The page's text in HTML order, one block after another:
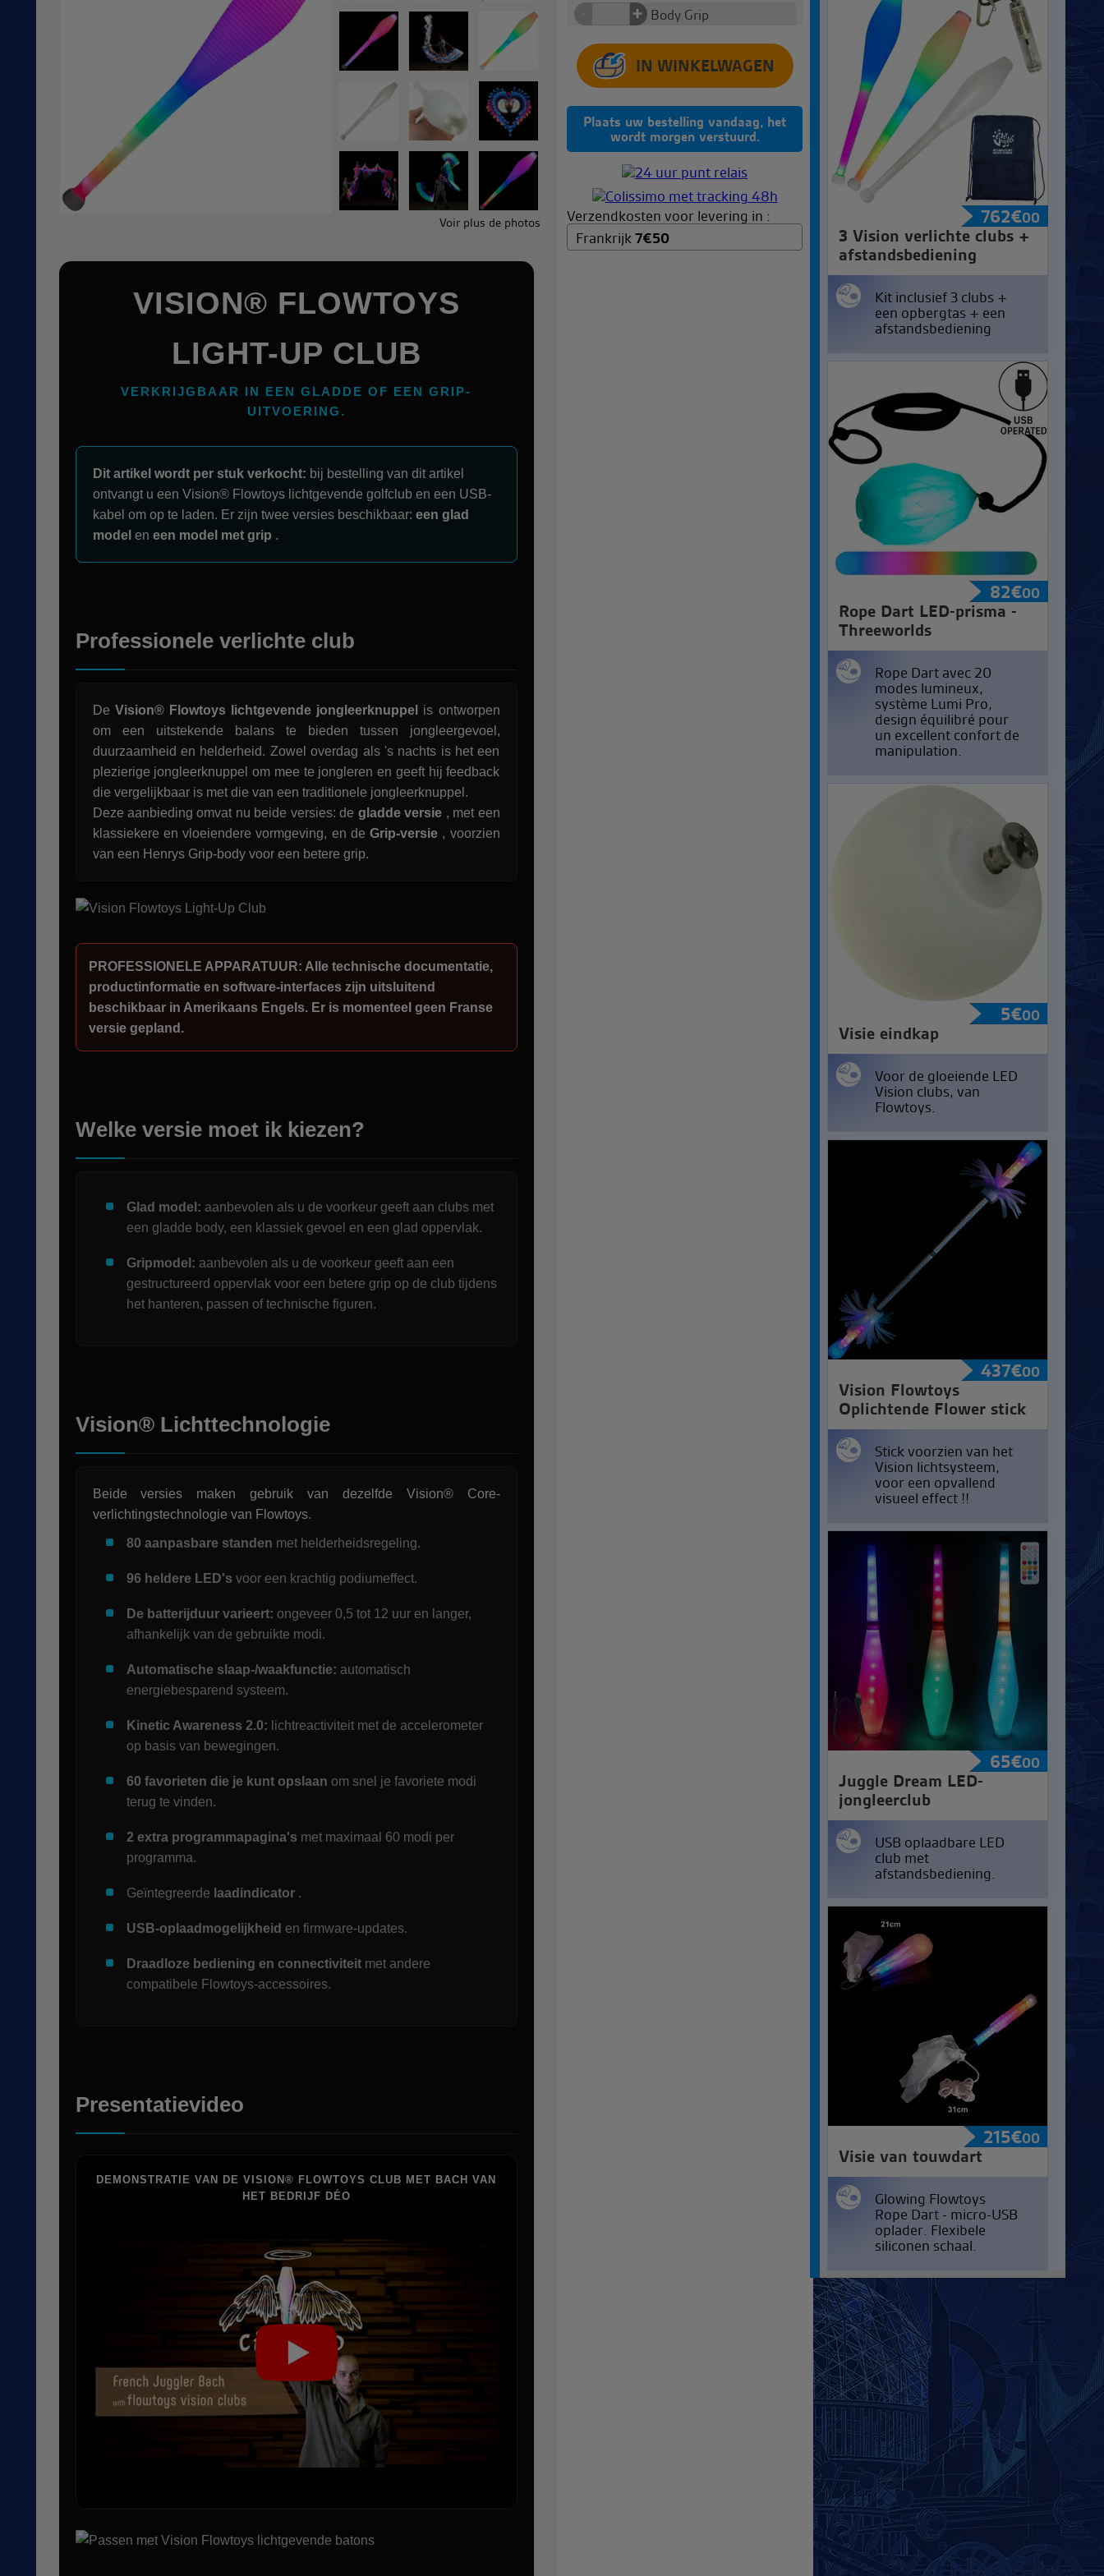
Voir plus de photos
Body Grip
+
Plaats uw bestelling vandaag, het
wordt morgen verstuurd.
Verzendkosten voor levering in :
Frankrijk7€50
VISION® FLOWTOYS
LIGHT-UP CLUB
VERKRIJGBAAR IN EEN GLADDE OF EEN GRIP-
UITVOERING.
Dit artikel wordt per stuk verkocht: bij bestelling van dit artikel
ontvangt u een Vision® Flowtoys lichtgevende golfclub en een USB-
kabel om op te laden. Er zijn twee versies beschikbaar: een glad
model en een model met grip .
Professionele verlichte club
De Vision® Flowtoys lichtgevende jongleerknuppel
is ontworpen
om een uitstekende balans te bieden tussen jongleergevoel,
duurzaamheid en helderheid. Zowel overdag als 's nachts is het een
plezierige jongleerknuppel om mee te jongleren en geeft hij feedback
die vergelijkbaar is met die van een traditionele jongleerknuppel.
Deze aanbieding omvat nu beide versies: de gladde versie , met een
klassiekere en vloeiendere vormgeving, en de Grip-versie , voorzien
van een Henrys Grip-body voor een betere grip.
PROFESSIONELE APPARATUUR: Alle technische documentatie,
productinformatie en software-interfaces zijn uitsluitend
beschikbaar in Amerikaans Engels. Er is momenteel geen Franse
versie gepland.
Welke versie moet ik kiezen?
Glad model: aanbevolen als u de voorkeur geeft aan clubs met
een gladde body, een klassiek gevoel en een glad oppervlak.
Gripmodel: aanbevolen als u de voorkeur geeft aan een
gestructureerd oppervlak voor een betere grip op de club tijdens
het hanteren, passen of technische figuren.
Vision® Lichttechnologie
Beide versies maken gebruik van dezelfde Vision® Core-
verlichtingstechnologie van Flowtoys.
80 aanpasbare standen met helderheidsregeling.
96 heldere LED's voor een krachtig podiumeffect.
De batterijduur varieert: ongeveer 0,5 tot 12 uur en langer,
afhankelijk van de gebruikte modi.
Automatische slaap-/waakfunctie: automatisch
energiebesparend systeem.
Kinetic Awareness 2.0: lichtreactiviteit met de accelerometer
op basis van bewegingen.
60 favorieten die je kunt opslaan om snel je favoriete modi
terug te vinden.
2 extra programmapagina's met maximaal 60 modi per
programma.
Geïntegreerde laadindicator.
USB-oplaadmogelijkheid en firmware-updates.
Draadloze bediening en connectiviteitmet andere
compatibele Flowtoys-accessoires.
Presentatievideo
DEMONSTRATIE VAN DE VISION® FLOWTOYS CLUB MET BACH VAN
HET BEDRIJF DÉO
762€00
3 Vision verlichte clubs +
afstandsbediening
Kit inclusief 3 clubs +
een opbergtas + een
afstandsbediening
82€00
Rope Dart LED-prisma -
Threeworlds
Rope Dart avec 20
modes lumineux,
système Lumi Pro,
design équilibré pour
un excellent confort de
manipulation.
5€00
Visie eindkap
Voor de gloeiende LED
Vision clubs, van
Flowtoys.
437€00
Vision Flowtoys
Oplichtende Flower stick
Stick voorzien van het
Vision lichtsysteem,
voor een opvallend
visueel effect !!
65€00
Juggle Dream LED-
jongleerclub
USB oplaadbare LED
club met
afstandsbediening.
215€00
Visie van touwdart
Glowing Flowtoys
Rope Dart - micro-USB
oplader. Flexibele
siliconen schaal.